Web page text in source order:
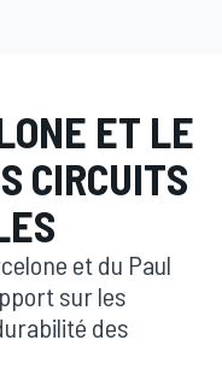
ET LE
CIRCUITS
et du Paul
sur les
des